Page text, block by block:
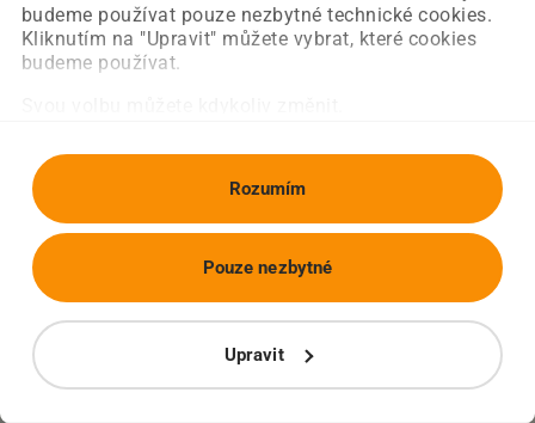
budeme používat pouze nezbytné technické cookies.
Kliknutím na "Upravit" můžete vybrat, které cookies
budeme používat.
Rozumím
Upravit
Pouze nezbytné
Obnovit stránku Úvodní strana